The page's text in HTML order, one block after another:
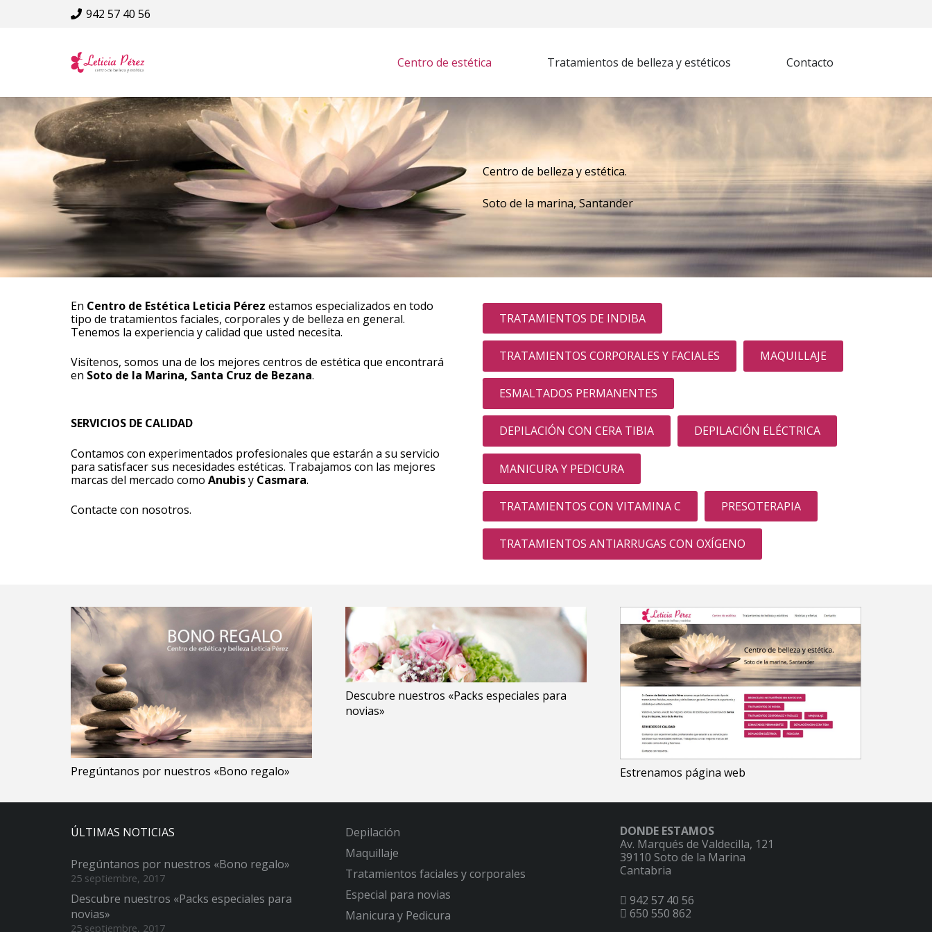
942 57 40 56
Centro de estética Tratamientos de belleza y estéticos Contacto
Centro de belleza y estética.
Soto de la marina, Santander
En Centro de Estética Leticia Pérez estamos especializados en todo
tipo de tratamientos faciales, corporales y de belleza en general.
Tenemos la experiencia y calidad que usted necesita.
Visítenos, somos una de los mejores centros de estética que encontrará
en Soto de la Marina, Santa Cruz de Bezana.
SERVICIOS DE CALIDAD
Contamos con experimentados profesionales que estarán a su servicio
para satisfacer sus necesidades estéticas. Trabajamos con las mejores
marcas del mercado como Anubisy Casmara.
Contacte con nosotros.
TRATAMIENTOS DE INDIBA
TRATAMIENTOS CORPORALES Y FACIALES MAQUILLAJE
ESMALTADOS PERMANENTES
DEPILACIÓN CON CERA TIBIA DEPILACIÓN ELÉCTRICA
MANICURA Y PEDICURA
TRATAMIENTOS CON VITAMINA C PRESOTERAPIA
TRATAMIENTOS ANTIARRUGAS CON OXÍGENO
Pregúntanos por nuestros «Bono regalo»
Descubre nuestros «Packs especiales para
novias»
Estrenamos página web
ÚLTIMAS NOTICIAS
Pregúntanos por nuestros «Bono regalo»
25 septiembre, 2017
Descubre nuestros «Packs especiales para
novias»
25 septiembre, 2017
Depilación
Maquillaje
Tratamientos faciales y corporales
Especial para novias
Manicura y Pedicura
DONDE ESTAMOS
Av. Marqués de Valdecilla, 121
39110 Soto de la Marina
Cantabria
942 57 40 56
650 550 862